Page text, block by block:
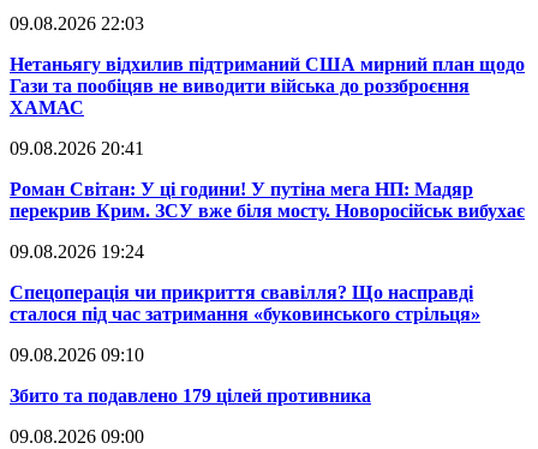
09.08.2026 22:03
​Нетаньягу відхилив підтриманий США мирний план щодо
Гази та пообіцяв не виводити війська до роззброєння
ХАМАС
09.08.2026 20:41
​Роман Світан: У ці години! У путіна мега НП: Мадяр
перекрив Крим. ЗСУ вже біля мосту. Новоросійськ вибухає
09.08.2026 19:24
​Спецоперація чи прикриття свавілля? Що насправді
сталося під час затримання «буковинського стрільця»
09.08.2026 09:10
​Збито та подавлено 179 цілей противника
09.08.2026 09:00